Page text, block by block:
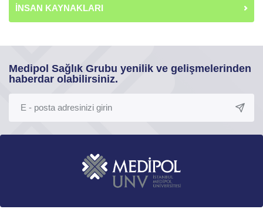
İNSAN KAYNAKLARI
Medipol Sağlık Grubu yenilik ve gelişmelerinden
haberdar olabilirsiniz.